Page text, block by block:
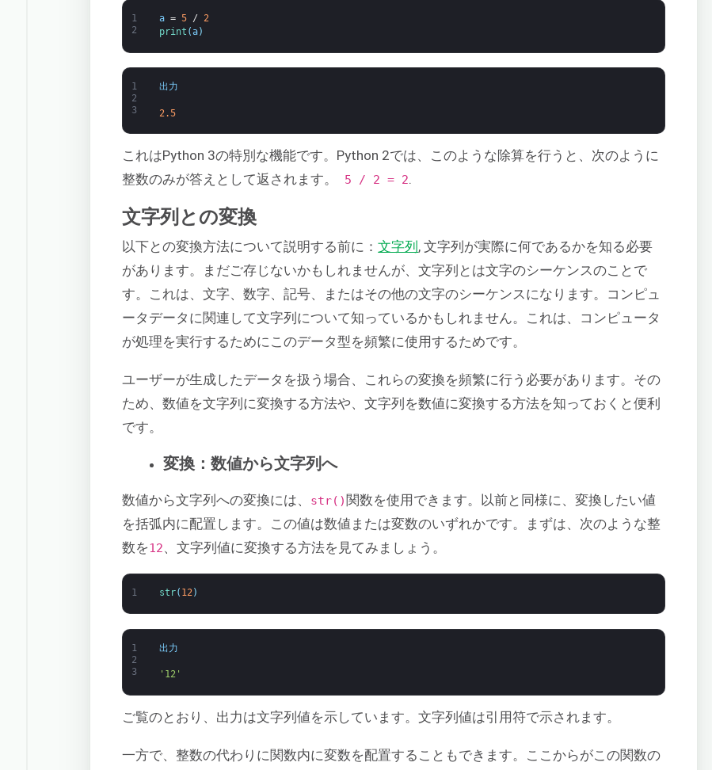
1
2
a = 5 / 2
print (a)
1
2
3
出力
2.5
これはPython 3の特別な機能です。Python 2では、このような除算を行うと、次のように
整数のみが答えとして返されます。
5 / 2 = 2.
文字列との変換
以下との変換方法について説明する前に：文字列, 文字列が実際に何であるかを知る必要
があります。まだご存じないかもしれませんが、文字列とは文字のシーケンスのことで
す。これは、文字、数字、記号、またはその他の文字のシーケンスになります。コンピュ
ータデータに関連して文字列について知っているかもしれません。これは、コンピュータ
が処理を実行するためにこのデータ型を頻繁に使用するためです。
ユーザーが生成したデータを扱う場合、これらの変換を頻繁に行う必要があります。その
ため、数値を文字列に変換する方法や、文字列を数値に変換する方法を知っておくと便利
です。
変換：数値から文字列へ
数値から文字列への変換には、 str()関数を使用できます。以前と同様に、変換したい値
を括弧内に配置します。この値は数値または変数のいずれかです。まずは、次のような整
数を12、文字列値に変換する方法を見てみましょう。
1 str( 12)
1
2
3
出力
'12'
ご覧のとおり、出力は文字列値を示しています。文字列値は引用符で示されます。
一方で、整数の代わりに関数内に変数を配置することもできます。ここからがこの関数の